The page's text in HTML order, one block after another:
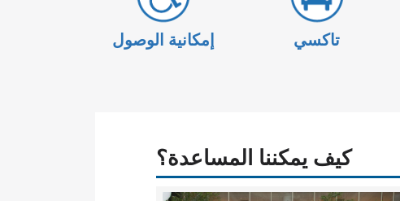
تاكسي إمكانية الوصول
كيف يمكننا المساعدة؟